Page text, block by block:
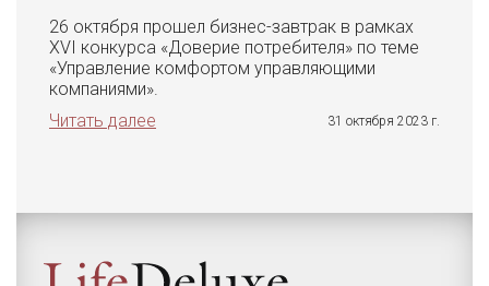
26 октября прошел бизнес-завтрак в рамках
XVI конкурса «Доверие потребителя» по теме
«Управление комфортом управляющими
компаниями».
Читать далее
31 октября 2023 г.